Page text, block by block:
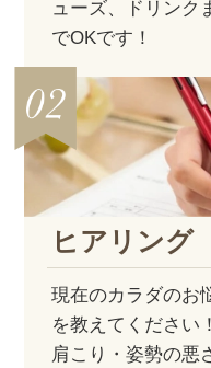
ューズ、ドリンク
でOKです！
ヒアリング
現在のカラダのお
を教えてください
肩こり・姿勢の悪